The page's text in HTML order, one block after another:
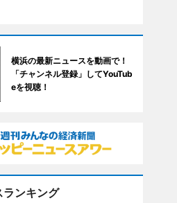
横浜の最新ニュースを動画で！
「チャンネル登録」してYouTub
eを視聴！
ランキング